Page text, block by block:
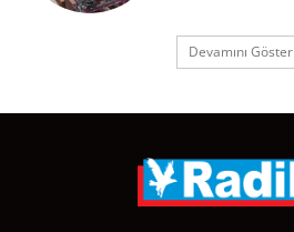
Devamını Göster